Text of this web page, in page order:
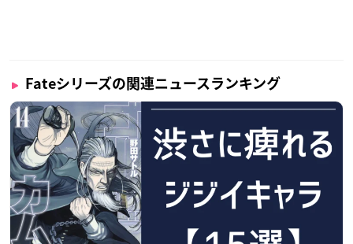
Fateシリーズの関連ニュースランキング